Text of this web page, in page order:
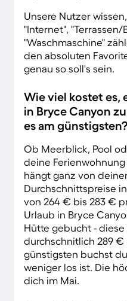
Unsere Nutzer
"Internet", "Terrassen/
"Waschmaschine"
den absoluten
genau so soll's sein.
Wie viel kostet es,
in Bryce Canyon
es am günstigsten?
Ob Meerblick, Pool
deine
hängt ganz von
Durchschnittspreise
von 264 € bis 283 €
Urlaub in Bryce
Hütte gebucht -
durchschnitlich 289 €
günstigsten buchst
weniger los ist. Die
dich im Mai.